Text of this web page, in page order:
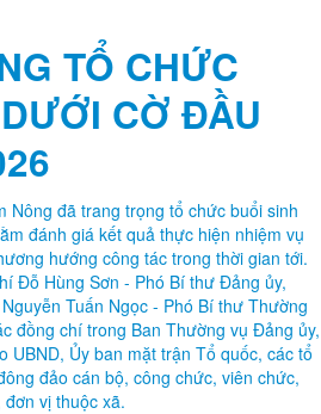
TỔ CHỨC
CỜ ĐẦU
Nông đã trang trọng tổ chức buổi sinh
đánh giá kết quả thực hiện nhiệm vụ
hướng công tác trong thời gian tới.
Đỗ Hùng Sơn - Phó Bí thư Đảng ủy,
Tuấn Ngọc - Phó Bí thư Thường
đồng chí trong Ban Thường vụ Đảng ủy,
UBND, Ủy ban mặt trận Tổ quốc, các tổ
đảo cán bộ, công chức, viên chức,
vị thuộc xã.